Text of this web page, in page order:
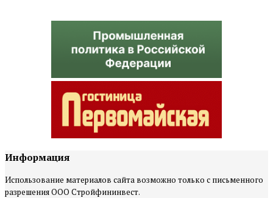
Информация
Использование материалов сайта возможно только с письменного
разрешения ООО Стройфининвест.